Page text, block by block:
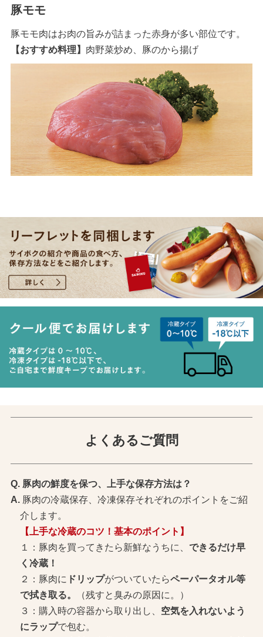
豚モモ
豚モモ肉はお肉の旨みが詰まった赤身が多い部位です。
【おすすめ料理】 肉野菜炒め、豚のから揚げ
よくあるご質問
豚肉の鮮度を保つ、上手な保存方法は？
豚肉の冷蔵保存、冷凍保存それぞれのポイントをご紹
介します。
【上手な冷蔵のコツ！基本のポイント】
１：豚肉を買ってきたら新鮮なうちに、 できるだけ早
く冷蔵！
２：豚肉に ドリップがついていたらペーパータオル等
で拭き取る。
（残すと臭みの原因に。）
３：購入時の容器から取り出し、 空気を入れないよう
にラップで包む。